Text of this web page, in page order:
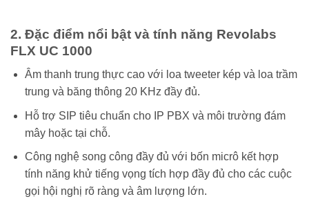
2. Đặc điểm nổi bật và tính năng Revolabs
FLX UC 1000
Âm thanh trung thực cao với loa tweeter kép và loa trầm
trung và băng thông 20 KHz đầy đủ.
Hỗ trợ SIP tiêu chuẩn cho IP PBX và môi trường đám
mây hoặc tại chỗ.
Công nghệ song công đầy đủ với bốn micrô kết hợp
tính năng khử tiếng vọng tích hợp đầy đủ cho các cuộc
gọi hội nghị rõ ràng và âm lượng lớn.